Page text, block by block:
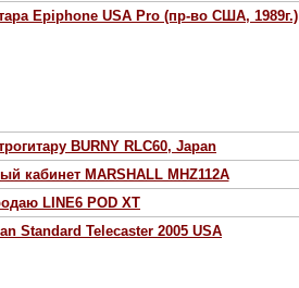
Epiphone USA Pro (пр-во США, 1989г.)
BURNY RLC60, Japan
кабинет MARSHALL MHZ112A
LINE6 POD XT
Standard Telecaster 2005 USA